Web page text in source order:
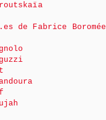
de Fabrice Boromée